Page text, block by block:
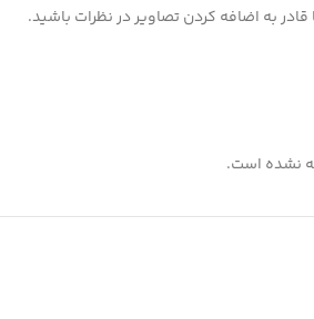
نشده است.
به اضافه کردن تصاویر در نظرات باشید.